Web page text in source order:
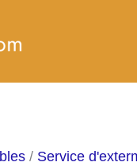
/ Service